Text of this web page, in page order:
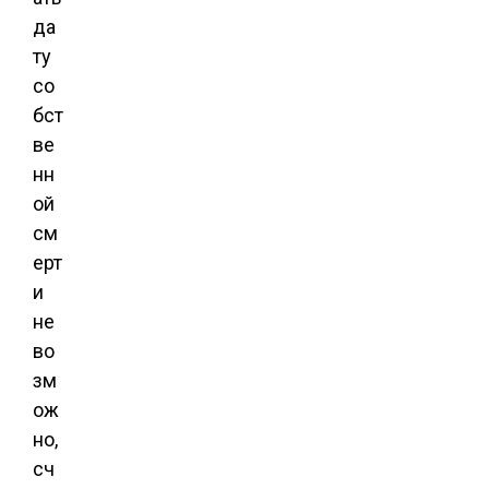
да
ту
со
бст
ве
нн
ой
см
ерт
и
не
во
зм
ож
но,
сч